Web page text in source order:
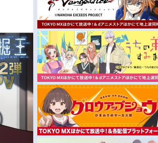
アニメ曜日別一覧
メ
メ
秋アニメ
冬アニメ